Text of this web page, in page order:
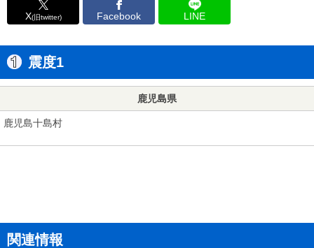
X(旧twitter) Facebook LINE
震度1
鹿児島県
鹿児島十島村
関連情報